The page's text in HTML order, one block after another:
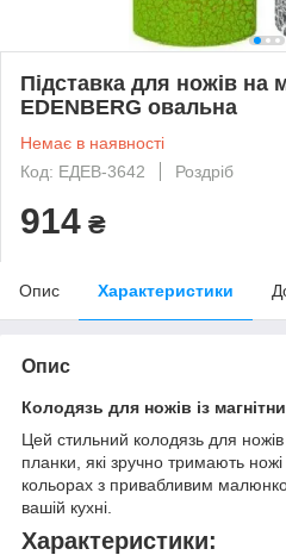
Підставка для ножів на
EDENBERG овальна
Немає в наявності
Код: ЕДEB-3642
Роздріб
914 ₴
Опис Характеристики
Опис
Колодязь для ножів із
Цей стильний колодязь для
планки, які зручно тримають
кольорах з привабливим
вашій кухні.
Характеристики: